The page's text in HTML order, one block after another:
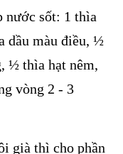
nước sốt: 1 thìa
dầu màu điều, ½
½ thìa hạt nêm,
vòng 2 - 3
già thì cho phần